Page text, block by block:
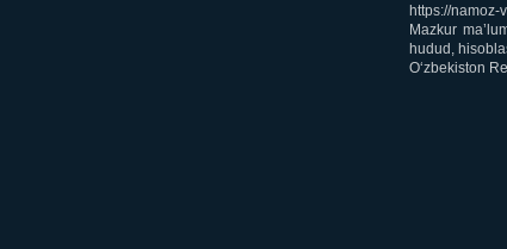
https://
Mazkur
hudud,
O‘zbekiston